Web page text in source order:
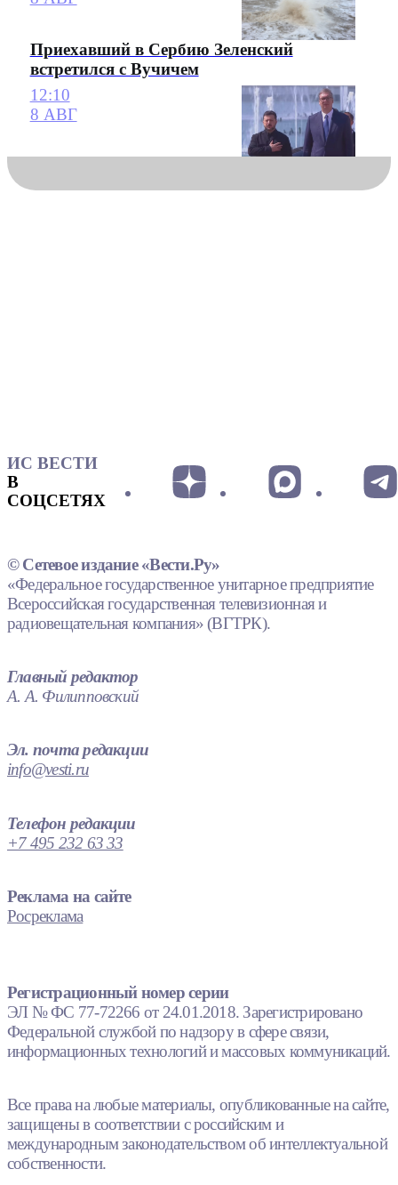
Приехавший в Сербию Зеленский
встретился с Вучичем
12:10
8 АВГ
ИС ВЕСТИ
В
СОЦСЕТЯХ
© Сетевое издание «Вести.Ру»
«Федеральное государственное унитарное предприятие
Всероссийская государственная телевизионная и
радиовещательная компания» (ВГТРК).
Главный редактор
А. А. Филипповский
Эл. почта редакции
info@vesti.ru
Телефон редакции
+7 495 232 63 33
Реклама на сайте
Росреклама
Регистрационный номер серии
ЭЛ № ФС 77-72266 от 24.01.2018. Зарегистрировано
Федеральной службой по надзору в сфере связи,
информационных технологий и массовых коммуникаций.
Все права на любые материалы, опубликованные на сайте,
защищены в соответствии с российским и
международным законодательством об интеллектуальной
собственности.